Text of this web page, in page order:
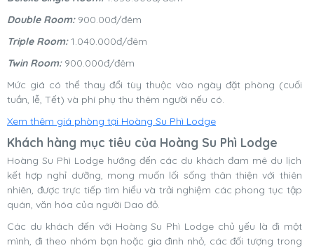
Double Room: 900.00đ/đêm
Triple Room: 1.040.000đ/đêm
Twin Room: 900.000đ/đêm
Mức giá có thể thay đổi tùy thuộc vào ngày đặt phòng (cuối
tuần, lễ, Tết) và phí phụ thu thêm người nếu có.
Xem thêm giá phòng tại Hoàng Su Phì Lodge
Khách hàng mục tiêu của Hoàng Su Phì Lodge
Hoàng Su Phì Lodge hướng đến các du khách đam mê du lịch
kết hợp nghỉ dưỡng, mong muốn lối sống thân thiện với thiên
nhiên, được trực tiếp tìm hiểu và trải nghiệm các phong tục tập
quán, văn hóa của người Dao đỏ.
Các du khách đến với Hoàng Su Phì Lodge chủ yếu là đi một
mình, đi theo nhóm bạn hoặc gia đình nhỏ, các đối tượng trong